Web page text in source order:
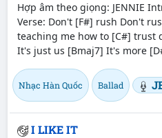
Hợp âm theo giọng: JENNIE
Verse: Don't [F#] rush Don't
teaching me how to [C#] trust
It's just us [Bmaj7] It's more
Nhạc Hàn Quốc Ballad
I LIKE IT